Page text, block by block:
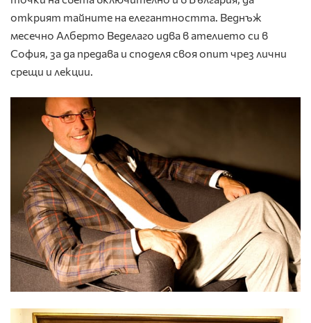
открият тайните на елегантността. Веднъж
месечно Алберто Веделаго идва в ателието си в
София, за да предава и споделя своя опит чрез лични
срещи и лекции.